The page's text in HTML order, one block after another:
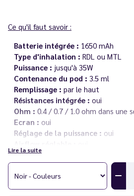
Ce qu'il faut savoir :
Batterie intégrée : 1650 mAh
Type d'inhalation : RDL ou MTL
Puissance : jusqu'à 35W
Contenance du pod : 3.5 ml
Remplissage : par le haut
Résistances intégrée : oui
Ohm : 0.4 / 0.7 / 1.0 ohm dans une
Ecran : oui
Réglage de la puissance : oui
Conseils:
Le Vapoteur Discount vous conseille
équilibrés en 50/50 PG/VG.
Lire la suite